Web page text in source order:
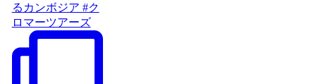
るカンボジア #ク
ロマーツアーズ